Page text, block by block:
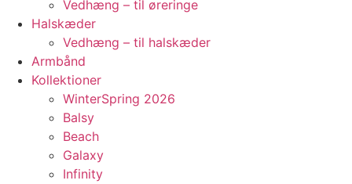
Vedhæng – til øreringe
Halskæder
Vedhæng – til halskæder
Armbånd
Kollektioner
WinterSpring 2026
Balsy
Beach
Galaxy
Infinity